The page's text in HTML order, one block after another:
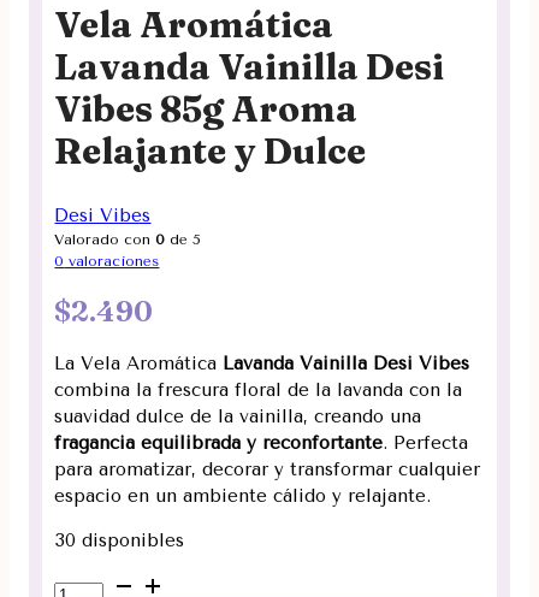
Vela Aromática
Lavanda Vainilla Desi
Vibes 85g Aroma
Relajante y Dulce
Desi Vibes
Valorado con0 de 5
0 valoraciones
$2.490
La Vela Aromática Lavanda Vainilla Desi Vibes
combina la frescura floral de la lavanda con la
suavidad dulce de la vainilla, creando una
fragancia equilibrada y reconfortante. Perfecta
para aromatizar, decorar y transformar cualquier
espacio en un ambiente cálido y relajante.
30 disponibles
Vela